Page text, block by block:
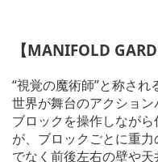
【MANIFOLD
“視覚の魔術師”と称さ
世界が舞台のアクション
ブロックを操作しなが
が、ブロックごとに重
でなく前後左右の壁や